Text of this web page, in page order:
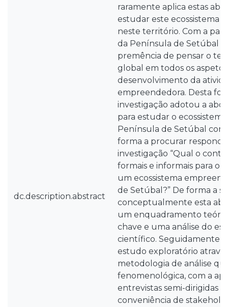
dc.description.abstract
raramente aplica estas
estudar este ecossistema
neste território. Com a
da Península de Setúbal a
premência de pensar o
global em todos os
desenvolvimento da
empreendedora. Desta
investigação adotou a
para estudar o
Península de Setúbal
forma a procurar
investigação “Qual o
formais e informais para o
um ecossistema
de Setúbal?” De forma a
conceptualmente esta
um enquadramento
chave e uma análise do
científico. Seguidamente
estudo exploratório
metodologia de análise
fenomenológica, com a
entrevistas semi-dirigidas
conveniência de